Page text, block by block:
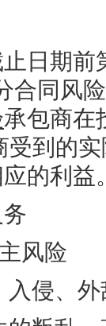
期前
合同风
承包商在
受到的
的利益
风险
侵、外